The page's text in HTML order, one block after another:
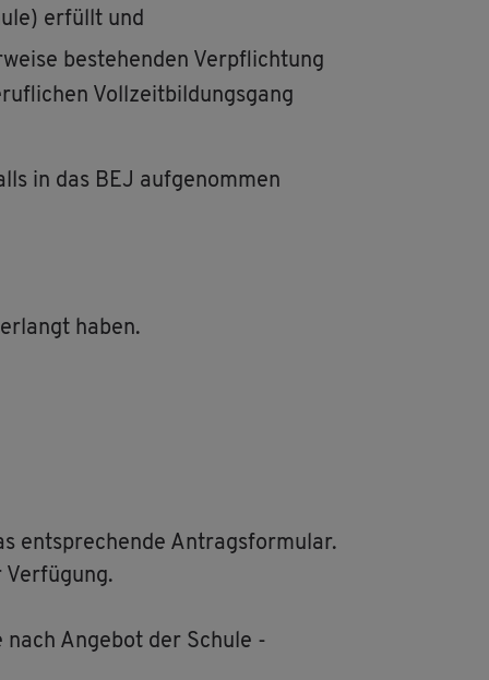
er­füllt und
be­stehen­den Ver­pflich­tung
Voll­zeit­bil­dungs­gang
in das BEJ auf­ge­nom­men
haben.
ent­spre­chen­de An­trags­for­mu­lar.
An­ge­bot der Schu­le -